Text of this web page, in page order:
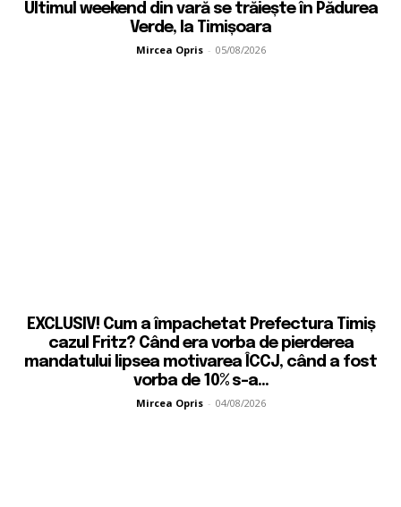
Ultimul weekend din vară se trăiește în Pădurea
Verde, la Timișoara
Mircea Opris - 05/08/2026
EXCLUSIV! Cum a împachetat Prefectura Timiș
cazul Fritz? Când era vorba de pierderea
mandatului lipsea motivarea ÎCCJ, când a fost
vorba de 10% s-a...
Mircea Opris - 04/08/2026